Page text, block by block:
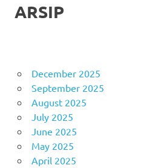
ARSIP
December 2025
September 2025
August 2025
July 2025
June 2025
May 2025
April 2025